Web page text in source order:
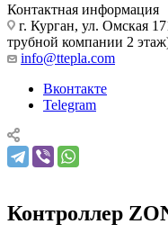
Контактная информация
г. Курган, ул. Омская
трубной компании 2
info@ttepla.com
Вконтакте
Telegram
Контроллер